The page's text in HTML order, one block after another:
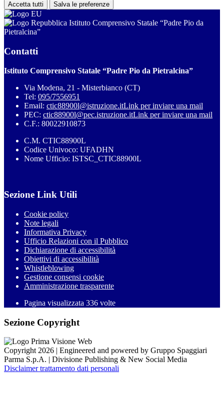
Accetta tutti Salva le preferenze
Istituto Comprensivo Statale “Padre Pio da
Pietralcina”
Contatti
Istituto Comprensivo Statale “Padre Pio da Pietralcina”
Via Modena, 21 - Misterbianco (CT)
Tel: 095/7556951
Email: ctic88900l@istruzione.itLink per inviare una mail
PEC: ctic88900l@pec.istruzione.itLink per inviare una mail
C.F.: 80022910873
C.M. CTIC88900L
Codice Univoco: UFADHN
Nome Ufficio: ISTSC_CTIC88900L
Sezione Link Utili
Cookie policy
Note legali
Informativa Privacy
Ufficio Relazioni con il Pubblico
Dichiarazione di accessibilità
Obiettivi di accessibilità
Whistleblowing
Gestione consensi cookie
Amministrazione trasparente
Pagina visualizzata 336 volte
Sezione Copyright
Copyright 2026 | Engineered and powered by Gruppo Spaggiari
Parma S.p.A. | Divisione Publishing & New Social Media
Disclaimer trattamento dati personali